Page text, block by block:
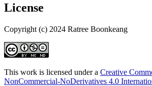
License
Copyright (c) 2024 Ratree Boonkeang
This work is licensed under a Creative
NonCommercial-NoDerivatives 4.0